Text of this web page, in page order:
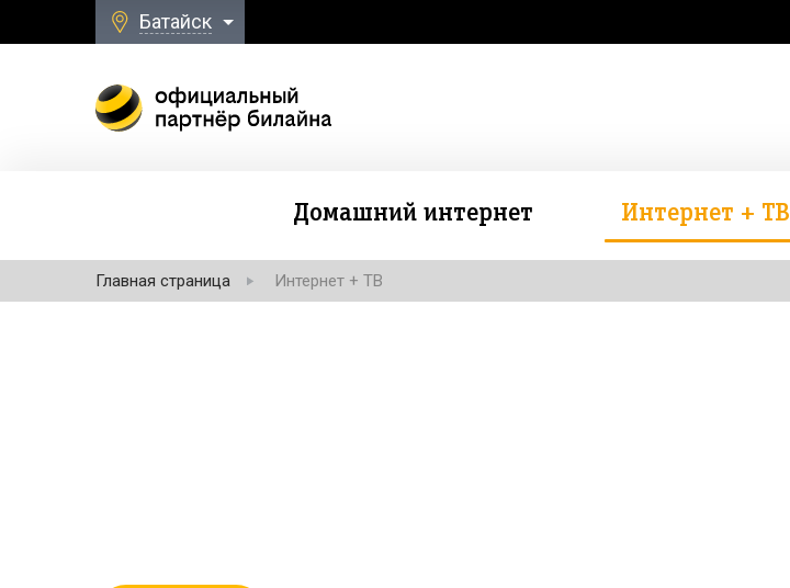
Батайск
Домашний интернет Интернет + ТВ
Главная страница Интернет + ТВ